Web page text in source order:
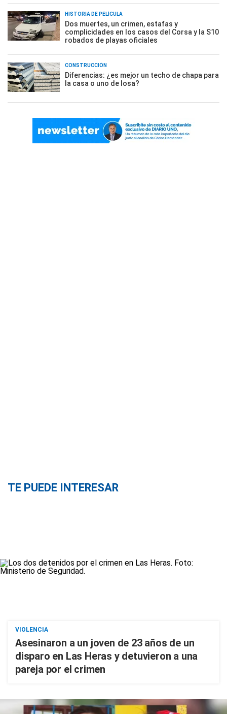
HISTORIA DE PELÍCULA
Dos muertes, un crimen, estafas y
complicidades en los casos del Corsa y la S10
robados de playas oficiales
CONSTRUCCIÓN
Diferencias: ¿es mejor un techo de chapa para
la casa o uno de losa?
TE PUEDE INTERESAR
VIOLENCIA
Asesinaron a un joven de 23 años de un
disparo en Las Heras y detuvieron a una
pareja por el crimen